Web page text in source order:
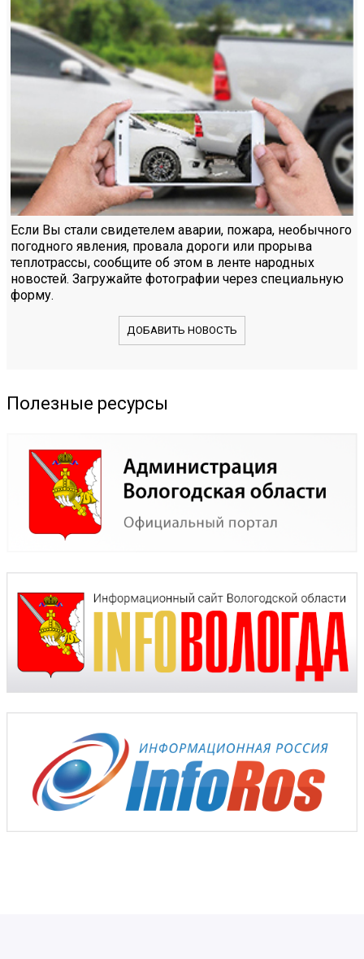
Если Вы стали свидетелем аварии, пожара, необычного
погодного явления, провала дороги или прорыва
теплотрассы, сообщите об этом в ленте народных
новостей. Загружайте фотографии через специальную
форму.
ДОБАВИТЬ НОВОСТЬ
Полезные ресурсы